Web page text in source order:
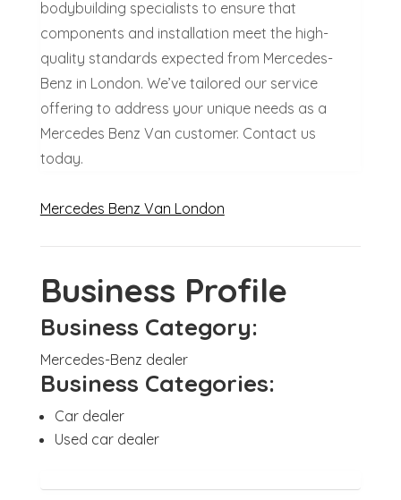
bodybuilding specialists to ensure that
components and installation meet the high-
quality standards expected from Mercedes-
Benz in London. We’ve tailored our service
offering to address your unique needs as a
Mercedes Benz Van customer. Contact us
today.
Mercedes Benz Van London
Business Profile
Business Category:
Mercedes-Benz dealer
Business Categories:
Car dealer
Used car dealer